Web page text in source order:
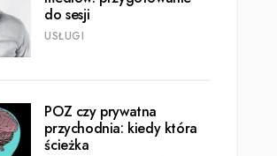
do sesji
USŁUGI
POZ czy prywatna
przychodnia: kiedy która
ścieżka